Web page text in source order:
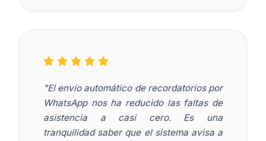
"El envío automático de recordatorios por
WhatsApp nos ha reducido las faltas de
asistencia a casi cero. Es una
tranquilidad saber que el sistema avisa a